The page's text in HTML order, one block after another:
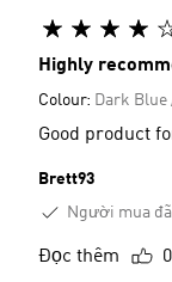
Highly
Colour: Dark Blue
Good product
Brett93
Người mua
Đọc thêm 0